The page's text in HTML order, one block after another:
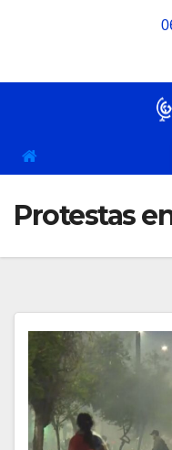
Protestas